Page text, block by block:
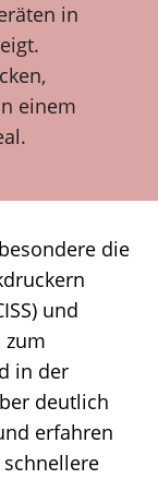
in
einem
die
und
zum
in der
deutlich
erfahren